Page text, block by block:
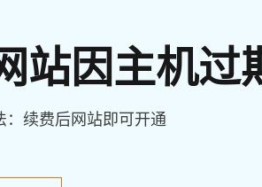
站因主机过
：续费后网站即可开通